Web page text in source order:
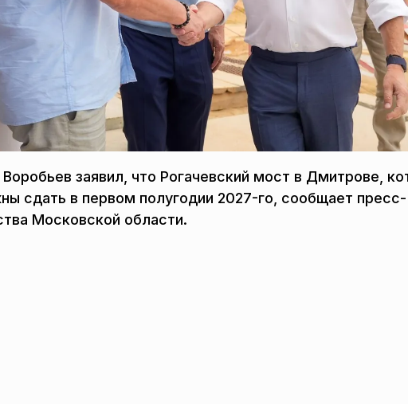
заявил, что Рогачевский мост в Дмитрове,
сдать в первом полугодии 2027-го, сообщает пресс-
Московской области.